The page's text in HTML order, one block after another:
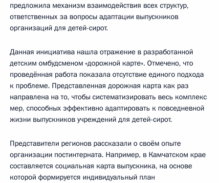
предложила механизм взаимодействия всех структур,
ответственных за вопросы адаптации выпускников
организаций для детей-сирот.
Данная инициатива нашла отражение в разработанной
детским омбудсменом «дорожной карте». Отмечено, что
проведённая работа показала отсутствие единого подхода
к проблеме. Представленная дорожная карта как раз
направлена на то, чтобы систематизировать весь комплекс
мер, способных эффективно адаптировать к повседневной
жизни выпускников учреждений для детей-сирот.
Представители регионов рассказали о своём опыте
организации постинтерната. Например, в Камчатском крае
составляется социальная карта выпускника, на основе
которой формируется индивидуальный план